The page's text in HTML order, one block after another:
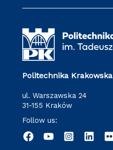
Politechnika Krakowska
ul. Warszawska 24
31-155 Kraków
Follow us: